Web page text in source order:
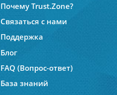
Почему Trust.Zone?
Связаться с нами
Поддержка
Блог
FAQ (Вопрос-ответ)
База знаний